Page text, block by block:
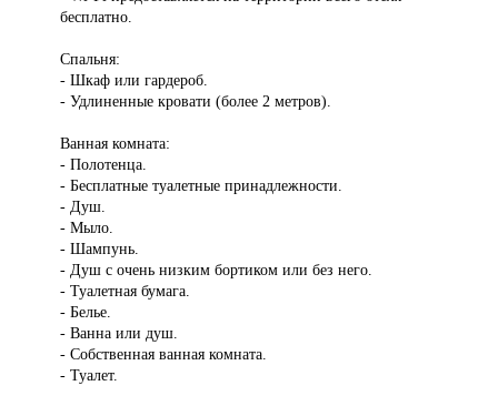
бесплатно.
Спальня:
- Шкаф или гардероб.
- Удлиненные кровати (более 2 метров).
Ванная комната:
- Полотенца.
- Бесплатные туалетные принадлежности.
- Душ.
- Мыло.
- Шампунь.
- Душ с очень низким бортиком или без него.
- Туалетная бумага.
- Белье.
- Ванна или душ.
- Собственная ванная комната.
- Туалет.